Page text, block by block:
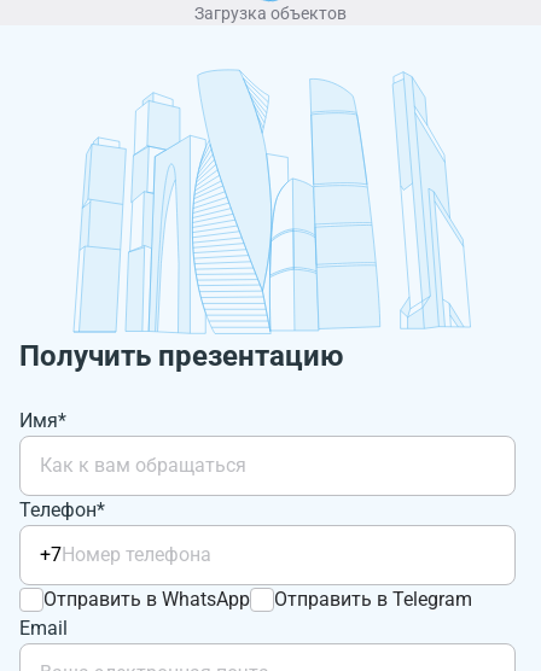
Загрузка объектов
Получить презентацию
Имя*
Телефон*
+7
Отправить в WhatsApp
Отправить в Telegram
Email